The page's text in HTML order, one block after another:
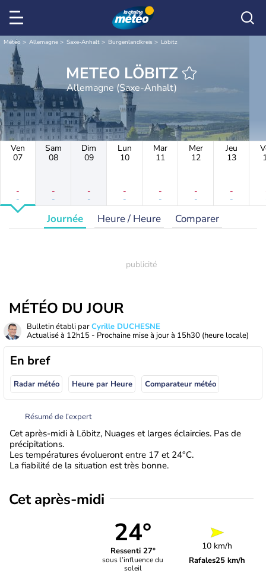
Météo Allemagne Saxe-Anhalt Burgenlandkreis Löbitz
METEO LÖBITZ
Allemagne (Saxe-Anhalt)
Ven
07
-
-
Sam
08
-
-
Dim
09
-
-
Lun
10
-
-
Mar
11
-
-
Mer
12
-
-
Jeu
13
-
-
Journée Heure / Heure Comparer
MÉTÉO DU JOUR
Bulletin établi parCyrille DUCHESNE
Actualisé à 12h15 - Prochaine mise à jour à 15h30 (heure locale)
En bref
Radar météo Heure par Heure Comparateur météo
Résumé de l’expert
Cet après-midi à Löbitz, Nuages et larges éclaircies. Pas de
précipitations.
Les températures évolueront entre 17 et 24°C.
La fiabilité de la situation est très bonne.
Cet après-midi
24°
Ressenti 27°
sous l’influence du
soleil
10 km/h
Rafales25 km/h